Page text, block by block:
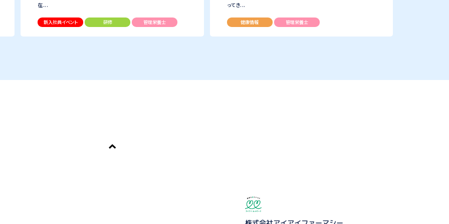
在...
新入社員イベント 研修 管理栄養士
ってき...
健康情報 管理栄養士